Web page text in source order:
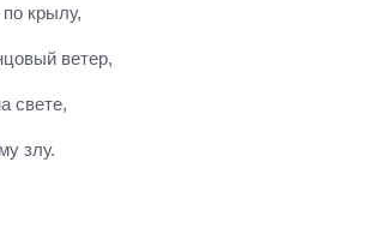
крылу,
ветер,
свете,
злу.